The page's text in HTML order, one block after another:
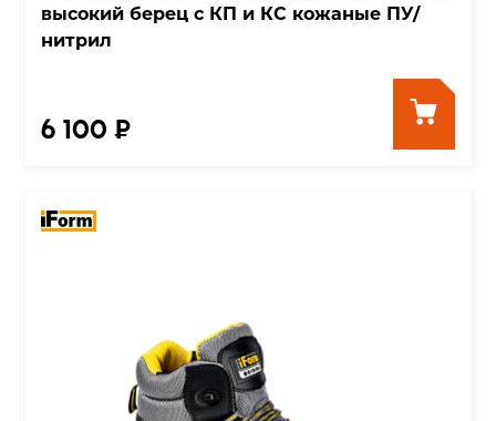
высокий берец с КП и КС кожаные ПУ/
нитрил
6 100 ₽